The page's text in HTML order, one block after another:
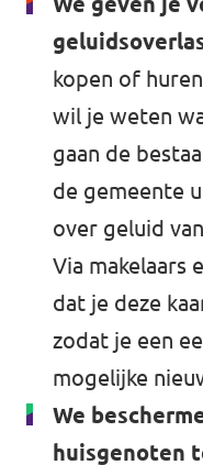
kopen of
wil je weten
gaan de
de gemeente
over geluid
Via makelaars
dat je deze
zodat je een
mogelijke
We
huisgenoten